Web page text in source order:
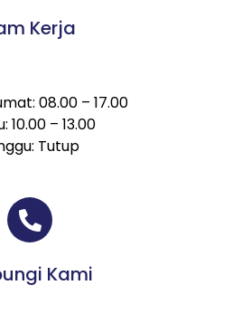
Kerja
08.00 – 17.00
10.00 – 13.00
Tutup
Kami